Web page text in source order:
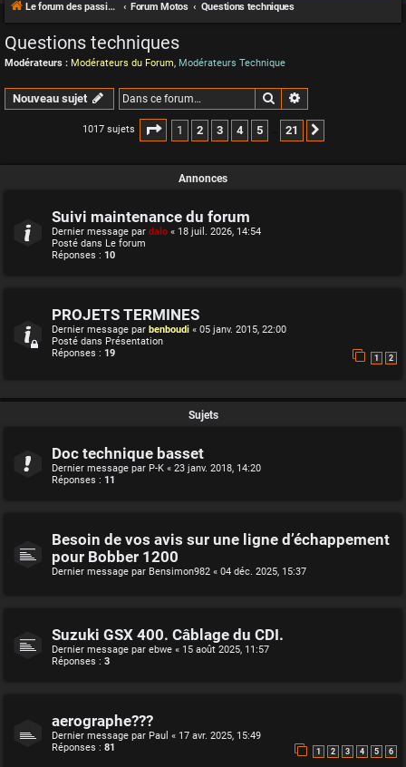
Le forum des passionnés de Café Racer Forum Motos Questions techniques
Questions techniques
Modérateurs : Modérateurs du Forum, Modérateurs Technique
Nouveau sujet Rechercher
1017 sujets Page 1sur21
1 2 3 4 5 21
Annonces
Suivi maintenance du forum
Dernier message par dalo « 18 juil. 2026, 14:54
Posté dans Le forum
Réponses : 10
PROJETS TERMINES
Dernier message par benboudi « 05 janv. 2015, 22:00
Posté dans Présentation
Réponses : 19 1 2
Sujets
Doc technique basset
Dernier message par P-K « 23 janv. 2018, 14:20
Réponses : 11
Besoin de vos avis sur une ligne d’échappement
pour Bobber 1200
Dernier message par Bensimon982 « 04 déc. 2025, 15:37
Suzuki GSX 400. Câblage du CDI.
Dernier message par ebwe « 15 août 2025, 11:57
Réponses : 3
aerographe???
Dernier message par Paul « 17 avr. 2025, 15:49
Réponses : 81 1 2 3 4 5 6